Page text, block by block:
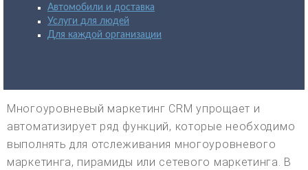
Автомобили и доставка
Услуги для людей
Для каждой организации
Многоуровневый маркетинг CRM упрощает и
автоматизирует ряд функций, которые необходимо
выполнять для отслеживания многоуровневого
маркетинга, пирамиды или сетевого маркетинга. В